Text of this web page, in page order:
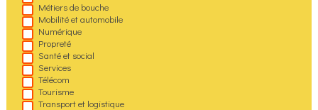
Métiers de bouche
Mobilité et automobile
Numérique
Propreté
Santé et social
Services
Télécom
Tourisme
Transport et logistique